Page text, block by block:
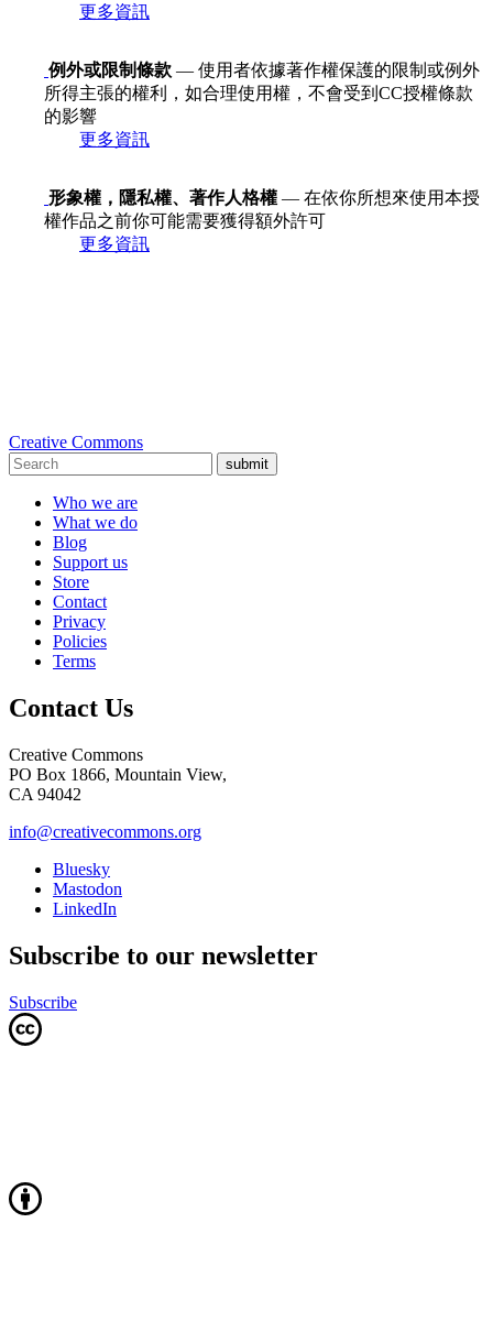
更多資訊
例外或限制條款 — 使用者依據著作權保護的限制或例外
所得主張的權利，如合理使用權，不會受到CC授權條款
的影響
更多資訊
形象權，隱私權、著作人格權 — 在依你所想來使用本授
權作品之前你可能需要獲得額外許可
更多資訊
Creative Commons
submit
Who we are
What we do
Blog
Support us
Store
Contact
Privacy
Policies
Terms
Contact Us
Creative Commons
PO Box 1866, Mountain View,
CA 94042
info@creativecommons.org
Bluesky
Mastodon
LinkedIn
Subscribe to our newsletter
Subscribe